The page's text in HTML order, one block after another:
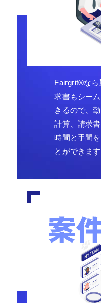
Fairgrit®な
求書もシー
きるので、
計算、請求
時間と手間
とができます